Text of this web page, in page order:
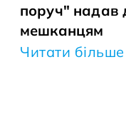
поруч" надав
мешканцям
Читати більше